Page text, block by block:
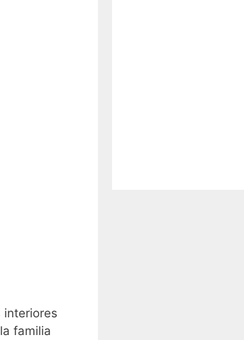
interiores
familia